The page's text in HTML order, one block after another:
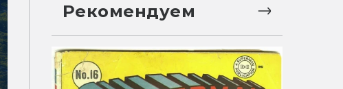
Рекомендуем